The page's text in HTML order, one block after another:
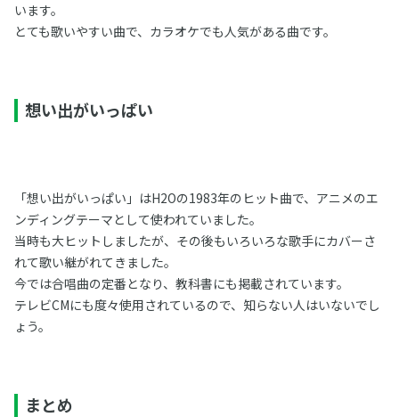
います。
とても歌いやすい曲で、カラオケでも人気がある曲です。
想い出がいっぱい
「想い出がいっぱい」はH2Oの1983年のヒット曲で、アニメのエ
ンディングテーマとして使われていました。
当時も大ヒットしましたが、その後もいろいろな歌手にカバーさ
れて歌い継がれてきました。
今では合唱曲の定番となり、教科書にも掲載されています。
テレビCMにも度々使用されているので、知らない人はいないでし
ょう。
まとめ